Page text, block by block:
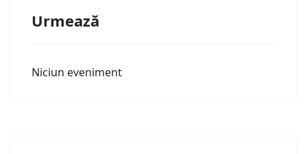
Urmează
Niciun eveniment